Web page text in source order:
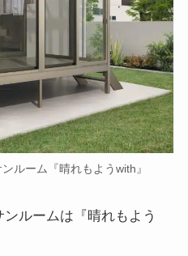
ルーム『晴れもようwith』
ルームは『晴れもよう